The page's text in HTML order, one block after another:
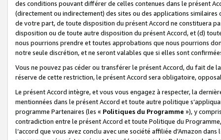
des conditions pouvant différer de celles contenues dans le présent
(directement ou indirectement) des sites ou des applications
de votre part, de toute disposition du présent Accord ne constituera
disposition ou de toute autre disposition du présent Accord, et (d)
nous pourrions prendre et toutes approbations que nous pourrions
notre seule discrétion, et ne seront valables que si elles sont
Vous ne pouvez pas céder ou transférer le présent Accord, du fait de
réserve de cette restriction, le présent Accord sera obligatoire,
Le présent Accord intègre, et vous vous engagez à respecter, la
mentionnées dans le présent Accord et toute autre politique
programme Partenaires (les « Politiques du Programme »), y
contradiction entre le présent Accord et toute Politique du
l’accord que vous avez conclu avec une société affiliée d’Amazon